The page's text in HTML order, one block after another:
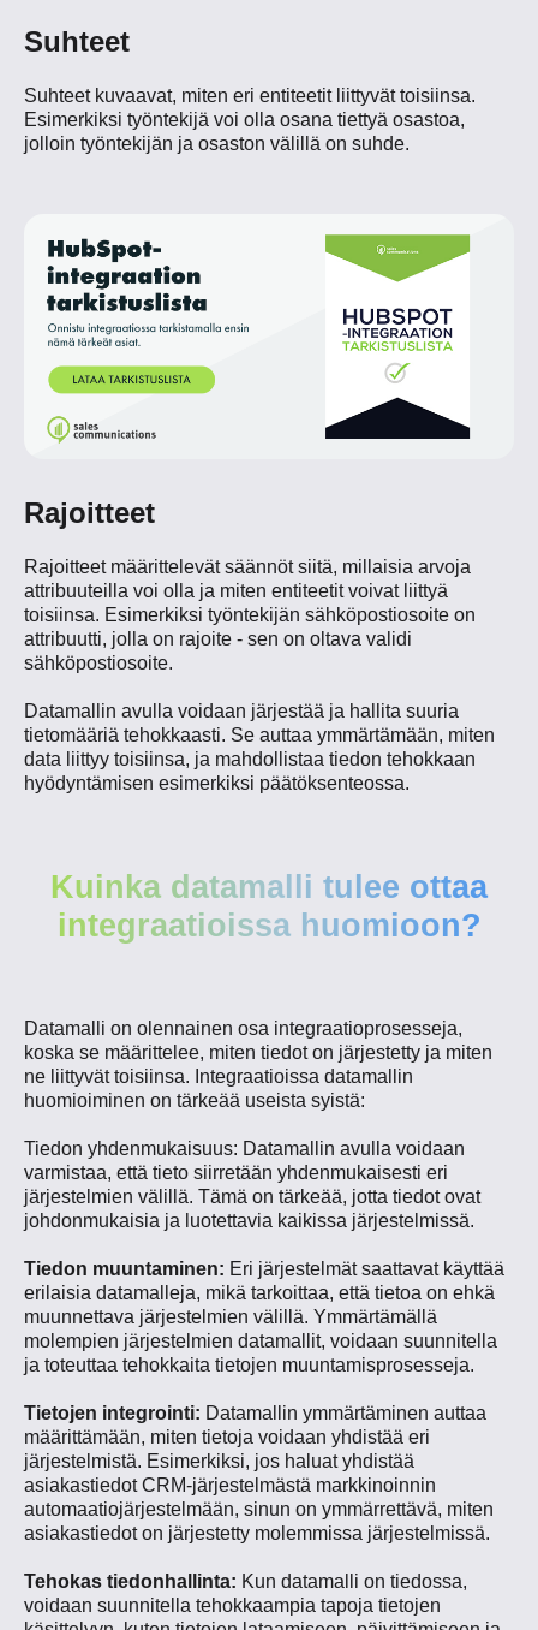
Suhteet
Suhteet kuvaavat, miten eri entiteetit liittyvät toisiinsa.
Esimerkiksi työntekijä voi olla osana tiettyä osastoa,
jolloin työntekijän ja osaston välillä on suhde.
Rajoitteet
Rajoitteet määrittelevät säännöt siitä, millaisia arvoja
attribuuteilla voi olla ja miten entiteetit voivat liittyä
toisiinsa. Esimerkiksi työntekijän sähköpostiosoite on
attribuutti, jolla on rajoite - sen on oltava validi
sähköpostiosoite.
Datamallin avulla voidaan järjestää ja hallita suuria
tietomääriä tehokkaasti. Se auttaa ymmärtämään, miten
data liittyy toisiinsa, ja mahdollistaa tiedon tehokkaan
hyödyntämisen esimerkiksi päätöksenteossa.
Kuinka datamalli tulee ottaa
integraatioissa huomioon?
Datamalli on olennainen osa integraatioprosesseja,
koska se määrittelee, miten tiedot on järjestetty ja miten
ne liittyvät toisiinsa. Integraatioissa datamallin
huomioiminen on tärkeää useista syistä:
Tiedon yhdenmukaisuus: Datamallin avulla voidaan
varmistaa, että tieto siirretään yhdenmukaisesti eri
järjestelmien välillä. Tämä on tärkeää, jotta tiedot ovat
johdonmukaisia ja luotettavia kaikissa järjestelmissä.
Tiedon muuntaminen: Eri järjestelmät saattavat käyttää
erilaisia datamalleja, mikä tarkoittaa, että tietoa on ehkä
muunnettava järjestelmien välillä. Ymmärtämällä
molempien järjestelmien datamallit, voidaan suunnitella
ja toteuttaa tehokkaita tietojen muuntamisprosesseja.
Tietojen integrointi: Datamallin ymmärtäminen auttaa
määrittämään, miten tietoja voidaan yhdistää eri
järjestelmistä. Esimerkiksi, jos haluat yhdistää
asiakastiedot CRM-järjestelmästä markkinoinnin
automaatiojärjestelmään, sinun on ymmärrettävä, miten
asiakastiedot on järjestetty molemmissa järjestelmissä.
Tehokas tiedonhallinta: Kun datamalli on tiedossa,
voidaan suunnitella tehokkaampia tapoja tietojen